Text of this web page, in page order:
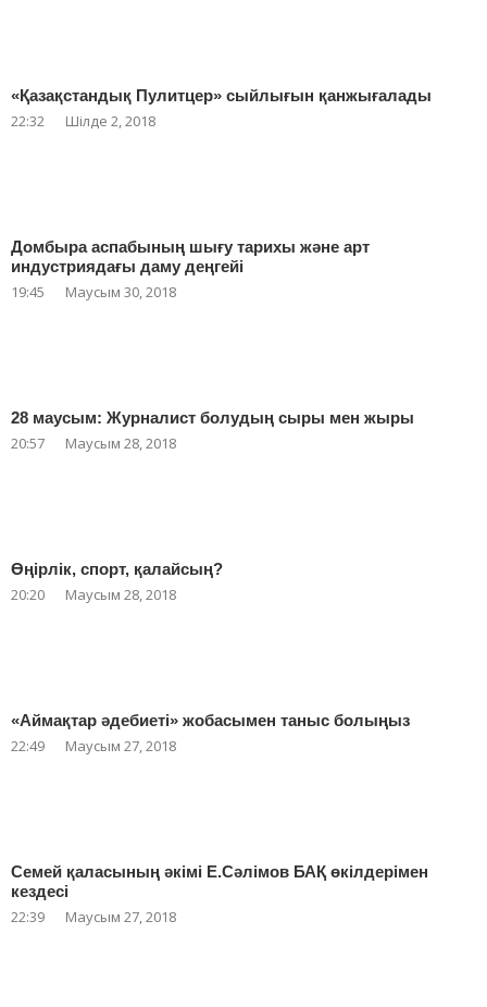
«Қазақстандық Пулитцер» сыйлығын қанжығалады
22:32 Шілде 2, 2018
Домбыра аспабының шығу тарихы және арт
индустриядағы даму деңгейі
19:45 Маусым 30, 2018
28 маусым: Журналист болудың сыры мен жыры
20:57 Маусым 28, 2018
Өңірлік, спорт, қалайсың?
20:20 Маусым 28, 2018
«Аймақтар әдебиеті» жобасымен таныс болыңыз
22:49 Маусым 27, 2018
Семей қаласының әкімі Е.Сәлімов БАҚ өкілдерімен
кездесі
22:39 Маусым 27, 2018